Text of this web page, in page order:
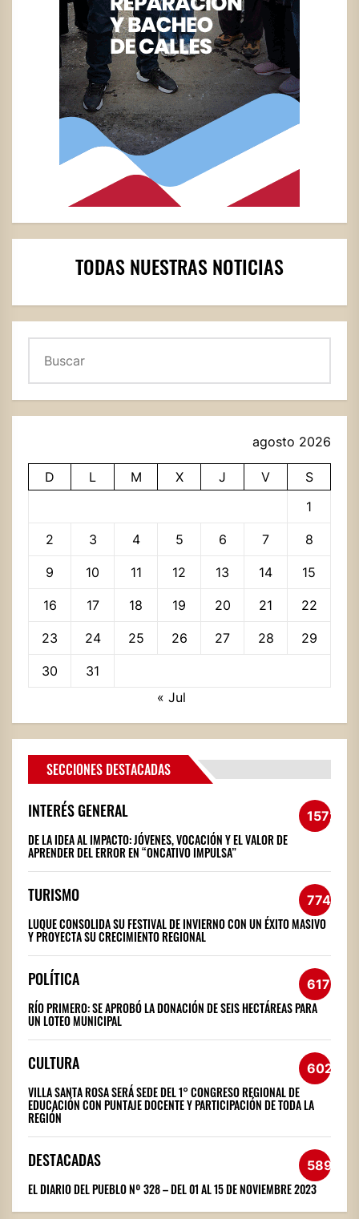
TODAS NUESTRAS NOTICIAS
agosto 2026
D L M X J V
S
1
2 3 4 5 6 7 8
9 10 11 12 13 14 15
16 17 18 19 20 21 22
23 24 25 26 27 28 29
30
31
« Jul
SECCIONES DESTACADAS
INTERÉS GENERAL 1572
DE LA IDEA AL IMPACTO: JÓVENES, VOCACIÓN Y EL VALOR DE
APRENDER DEL ERROR EN “ONCATIVO IMPULSA”
TURISMO 774
LUQUE CONSOLIDA SU FESTIVAL DE INVIERNO CON UN ÉXITO MASIVO
Y PROYECTA SU CRECIMIENTO REGIONAL
POLÍTICA 617
RÍO PRIMERO: SE APROBÓ LA DONACIÓN DE SEIS HECTÁREAS PARA
UN LOTEO MUNICIPAL
CULTURA 602
VILLA SANTA ROSA SERÁ SEDE DEL 1° CONGRESO REGIONAL DE
EDUCACIÓN CON PUNTAJE DOCENTE Y PARTICIPACIÓN DE TODA LA
REGIÓN
DESTACADAS 589
EL DIARIO DEL PUEBLO Nº 328 – DEL 01 AL 15 DE NOVIEMBRE 2023